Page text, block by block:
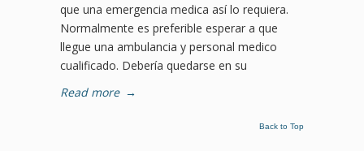
que una emergencia medica así lo requiera.
Normalmente es preferible esperar a que
llegue una ambulancia y personal medico
cualificado. Debería quedarse en su
Read more →
Back to Top